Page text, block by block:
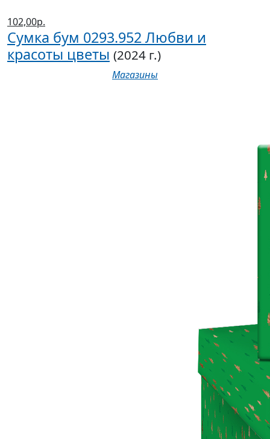
102,00р.
Сумка бум 0293.952 Любви и
красоты цветы (2024 г.)
Магазины